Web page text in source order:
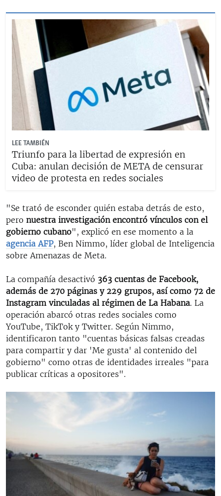
LEE TAMBIÉN
Triunfo para la libertad de expresión en
Cuba: anulan decisión de META de censurar
video de protesta en redes sociales
"Se trató de esconder quién estaba detrás de esto,
pero nuestra investigación encontró vínculos con el
gobierno cubano", explicó en ese momento a la
agencia AFP, Ben Nimmo, líder global de Inteligencia
sobre Amenazas de Meta.
La compañía desactivó 363 cuentas de Facebook,
además de 270 páginas y 229 grupos, así como 72 de
Instagram vinculadas al régimen de La Habana. La
operación abarcó otras redes sociales como
YouTube, TikTok y Twitter. Según Nimmo,
identificaron tanto "cuentas básicas falsas creadas
para compartir y dar 'Me gusta' al contenido del
gobierno" como otras de identidades irreales "para
publicar críticas a opositores".